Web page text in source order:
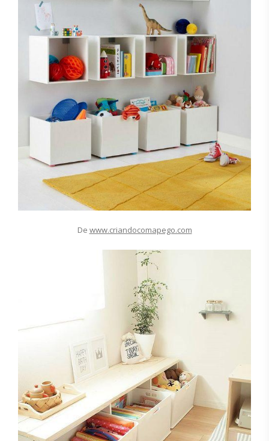
De www.criandocomapego.com